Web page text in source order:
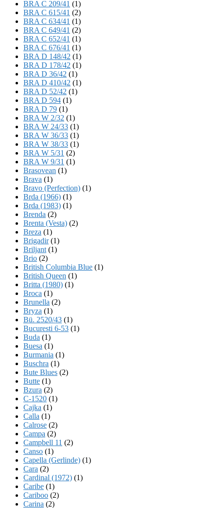
BRA C 209/41 (1)
BRA C 615/41 (2)
BRA C 634/41 (1)
BRA C 649/41 (2)
BRA C 652/41 (1)
BRA C 676/41 (1)
BRA D 148/42 (1)
BRA D 178/42 (1)
BRA D 36/42 (1)
BRA D 410/42 (1)
BRA D 52/42 (1)
BRA D 594 (1)
BRA D 79 (1)
BRA W 2/32 (1)
BRA W 24/33 (1)
BRA W 36/33 (1)
BRA W 38/33 (1)
BRA W 5/31 (2)
BRA W 9/31 (1)
Brasovean (1)
Brava (1)
Bravo (Perfection) (1)
Brda (1966) (1)
Brda (1983) (1)
Brenda (2)
Brenta (Vesta) (2)
Breza (1)
Brigadir(1)
Briljant (1)
Brio (2)
British Columbia Blue (1)
British Queen (1)
Britta (1980) (1)
Broca (1)
Brunella (2)
Bryza (1)
Bü. 2520/43 (1)
Bucuresti 6-53 (1)
Buda (1)
Buesa (1)
Burmania (1)
Buschra (1)
Bute Blues (2)
Butte (1)
Bzura (2)
C-1520 (1)
Cajka (1)
Calla (1)
Calrose (2)
Campa (2)
Campbell 11 (2)
Canso (1)
Capella (Gerlinde) (1)
Cara (2)
Cardinal (1972) (1)
Caribe (1)
Cariboo (2)
Carina (2)